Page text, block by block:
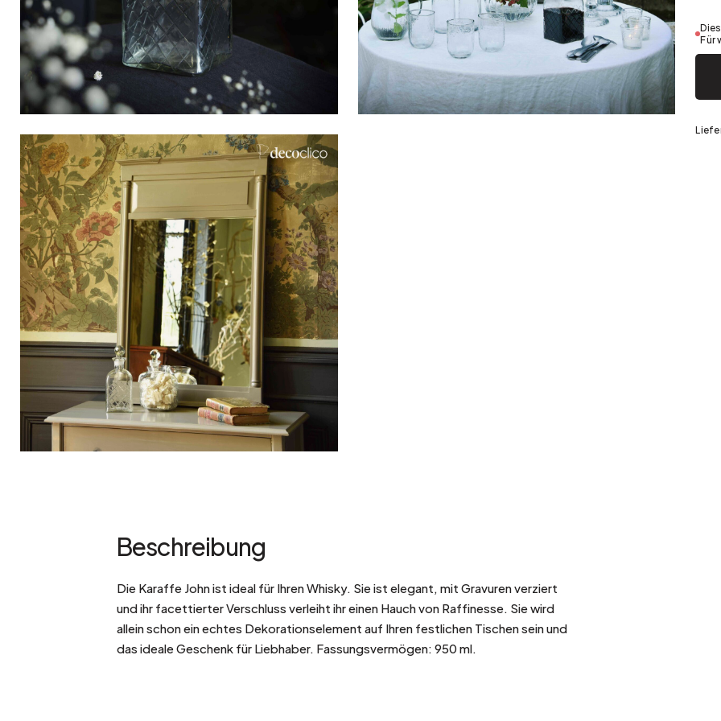
Bistro
Meeresufer
Flohmarkt
Zeitgenössisch
Haussmannscher Geist
Großes Hotel
Natürlich
Blondes Holz
Pappmaché
Glas
Zink und Galvano
Silber
Für
Beschreibung
Die Karaffe John ist ideal für Ihren Whisky. Sie ist elegant, mit Gravuren verziert
und ihr facettierter Verschluss verleiht ihr einen Hauch von Raffinesse. Sie wird
allein schon ein echtes Dekorationselement auf Ihren festlichen Tischen sein und
das ideale Geschenk für Liebhaber. Fassungsvermögen: 950 ml.